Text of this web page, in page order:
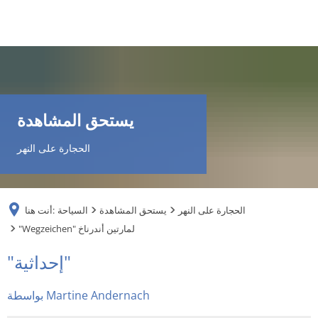
يستحق المشاهدة
الحجارة على النهر
أنت هنا: السياحة يستحق المشاهدة
الحجارة على النهر
"Wegzeichen" لمارتين أندرناخ
"Wegzeichen"
لمارتين
"إحداثية"
بواسطة Martine Andernach